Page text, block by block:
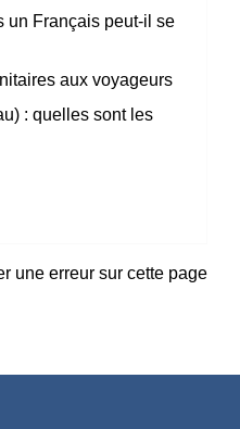
un Français peut-il se
aux voyageurs
: quelles sont les
une erreur sur cette page